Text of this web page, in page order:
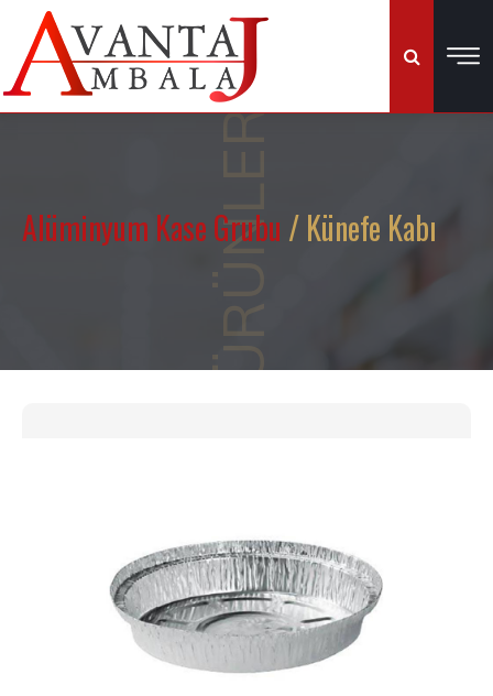
ÜRÜNLER
Alüminyum Kase Grubu / Künefe Kabı